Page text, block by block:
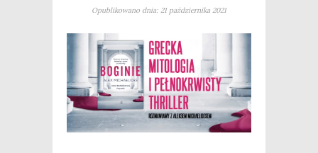
Opublikowano dnia: 21 października 2021